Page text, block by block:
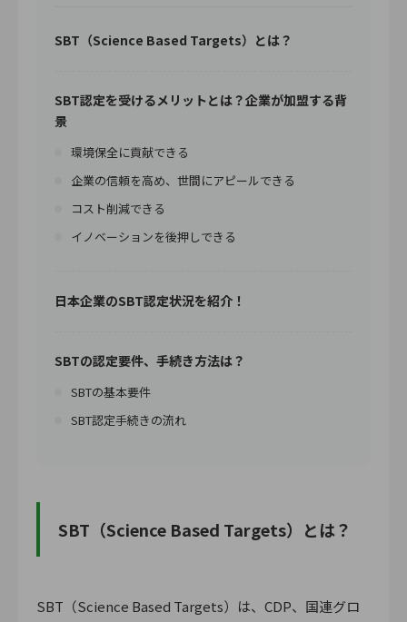
SBT（Science Based Targets）とは？
SBT認定を受けるメリットとは？企業が加盟する背
景
環境保全に貢献できる
企業の信頼を高め、世間にアピールできる
コスト削減できる
イノベーションを後押しできる
日本企業のSBT認定状況を紹介！
SBTの認定要件、手続き方法は？
SBTの基本要件
SBT認定手続きの流れ
SBT（Science Based Targets）とは？
SBT（Science Based Targets）は、CDP、国連グロ